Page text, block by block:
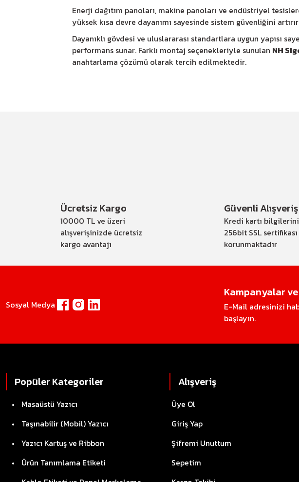
Enerji dağıtım panoları, makine panoları ve endüstriyel
yüksek kısa devre dayanımı sayesinde sistem güvenliğini
Dayanıklı gövdesi ve uluslararası standartlara uygun yapısı
performans sunar. Farklı montaj seçenekleriyle sunulan NH
anahtarlama çözümü olarak tercih edilmektedir.
Ücretsiz Kargo
10000 TL ve üzeri
alışverişinizde ücretsiz
kargo avantajı
Güvenli Alışveriş
Kredi kartı
256bit SSL
korunmaktadır
Sosyal Medya
Kampanyalar
E-Mail adresinizi
başlayın.
Popüler Kategoriler
Masaüstü Yazıcı
Taşınabilir (Mobil) Yazıcı
Yazıcı Kartuş ve Ribbon
Ürün Tanımlama Etiketi
Alışveriş
Üye Ol
Giriş Yap
Şifremi Unuttum
Sepetim